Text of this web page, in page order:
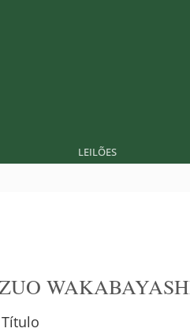
LEILÕES